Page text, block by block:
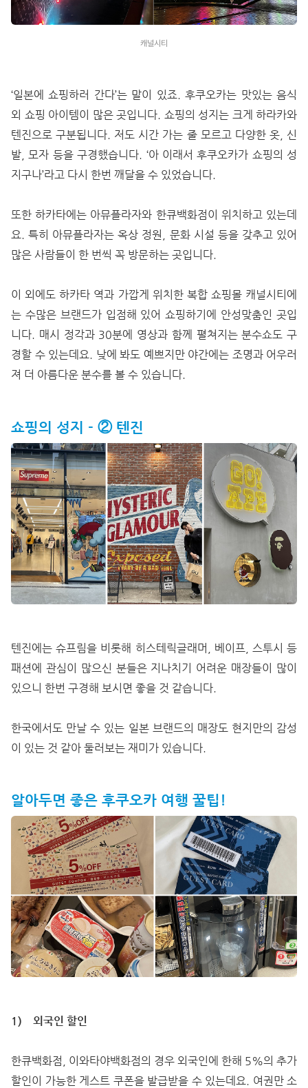
캐널시티
‘일본에 쇼핑하러 간다’는 말이 있죠. 후쿠오카는 맛있는 음식
외 쇼핑 아이템이 많은 곳입니다. 쇼핑의 성지는 크게 하라카와
텐진으로 구분됩니다. 저도 시간 가는 줄 모르고 다양한 옷, 신
발, 모자 등을 구경했습니다. ‘아 이래서 후쿠오카가 쇼핑의 성
지구나’라고 다시 한번 깨달을 수 있었습니다.
또한 하카타에는 아뮤플라자와 한큐백화점이 위치하고 있는데
요. 특히 아뮤플라자는 옥상 정원, 문화 시설 등을 갖추고 있어
많은 사람들이 한 번씩 꼭 방문하는 곳입니다.
이 외에도 하카타 역과 가깝게 위치한 복합 쇼핑몰 캐널시티에
는 수많은 브랜드가 입점해 있어 쇼핑하기에 안성맞춤인 곳입
니다. 매시 정각과 30분에 영상과 함께 펼쳐지는 분수쇼도 구
경할 수 있는데요. 낮에 봐도 예쁘지만 야간에는 조명과 어우러
져 더 아름다운 분수를 볼 수 있습니다.
쇼핑의 성지 - ② 텐진
텐진에는 슈프림을 비롯해 히스테릭글래머, 베이프, 스투시 등
패션에 관심이 많으신 분들은 지나치기 어려운 매장들이 많이
있으니 한번 구경해 보시면 좋을 것 같습니다.
한국에서도 만날 수 있는 일본 브랜드의 매장도 현지만의 감성
이 있는 것 같아 둘러보는 재미가 있습니다.
알아두면 좋은 후쿠오카 여행 꿀팁!
1) 외국인 할인
한큐백화점, 이와타야백화점의 경우 외국인에 한해 5%의 추가
할인이 가능한 게스트 쿠폰을 발급받을 수 있는데요. 여권만 소